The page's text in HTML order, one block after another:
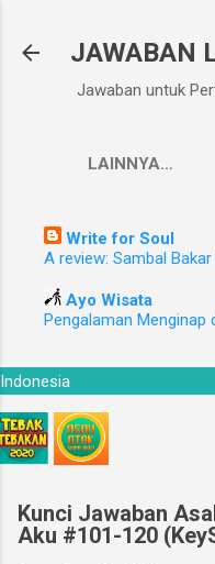
JAWABAN
Jawaban untuk
LAINNYA…
Write for Soul
A review: Sambal
Ayo Wisata
Pengalaman Menginap
Indonesia
Kunci Jawaban
Aku #101-120